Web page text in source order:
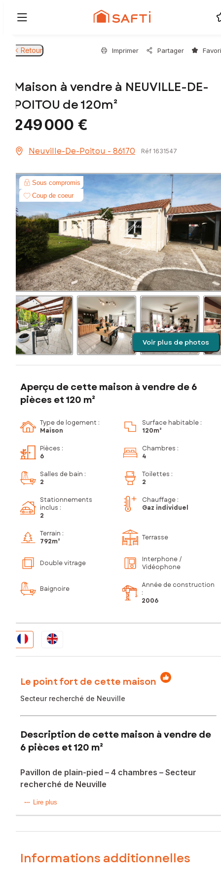
Retour Imprimer Partager
Maison à vendre à NEUVILLE-DE-
POITOU de 120m²
249 000 €
Neuville-De-Poitou - 86170 Réf 1631547
Sous compromis
Coup de coeur
Voir plus de photos
Aperçu de cette maison à vendre de 6
pièces et 120 m²
Type de logement :
Maison
Surface habitable :
120m²
Pièces :
6
Chambres :
4
Salles de bain :
2
Toilettes :
2
Stationnements
inclus :
2
Chauffage :
Gaz individuel
Terrain :
792m²
Terrasse
Double vitrage
Interphone /
Vidéophone
Baignoire
Année de construction
:
2006
Le point fort de cette maison
Secteur recherché de Neuville
Description de cette maison à vendre de
6 pièces et 120 m²
Pavillon de plain-pied – 4 chambres – Secteur
recherché de Neuville
Au fond d’une impasse, dans un environnement calme et
ses nouveaux propriétaires.
La maison s’ouvre sur une belle pièce de vie lumineuse,
bénéficiant d’une double exposition et d’une lumière
Lire plus
Informations additionnelles